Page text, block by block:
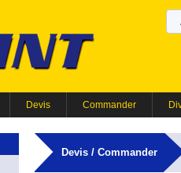
Devis Commander
Devis / Commander